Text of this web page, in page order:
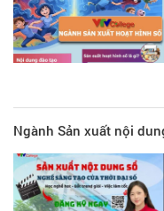
Ngành Sản xuất nội